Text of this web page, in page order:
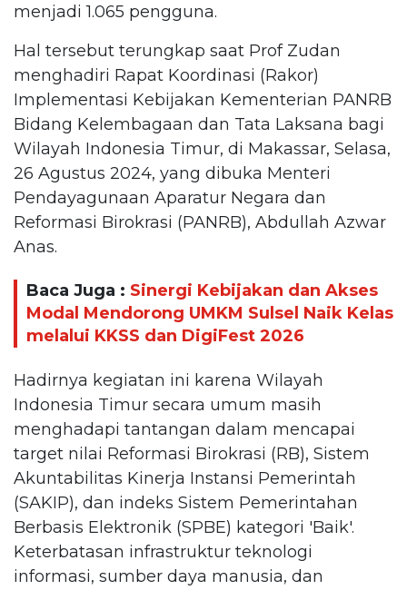
menjadi 1.065 pengguna.
Hal tersebut terungkap saat Prof Zudan
menghadiri Rapat Koordinasi (Rakor)
Implementasi Kebijakan Kementerian PANRB
Bidang Kelembagaan dan Tata Laksana bagi
Wilayah Indonesia Timur, di Makassar, Selasa,
26 Agustus 2024, yang dibuka Menteri
Pendayagunaan Aparatur Negara dan
Reformasi Birokrasi (PANRB), Abdullah Azwar
Anas.
Baca Juga : Sinergi Kebijakan dan Akses
Modal Mendorong UMKM Sulsel Naik Kelas
melalui KKSS dan DigiFest 2026
Hadirnya kegiatan ini karena Wilayah
Indonesia Timur secara umum masih
menghadapi tantangan dalam mencapai
target nilai Reformasi Birokrasi (RB), Sistem
Akuntabilitas Kinerja Instansi Pemerintah
(SAKIP), dan indeks Sistem Pemerintahan
Berbasis Elektronik (SPBE) kategori 'Baik'.
Keterbatasan infrastruktur teknologi
informasi, sumber daya manusia, dan